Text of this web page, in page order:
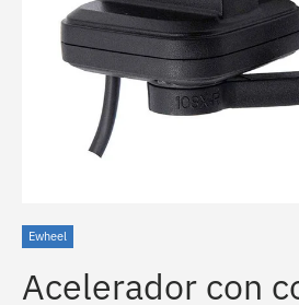
Ewheel
Acelerador con